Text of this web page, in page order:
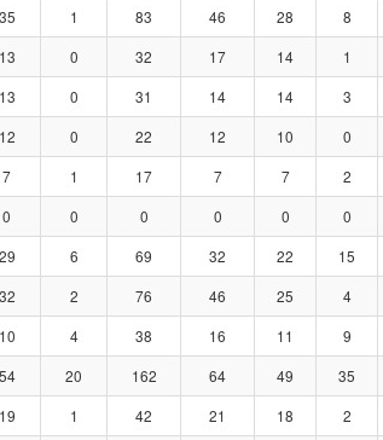
35 1 83 46 28 8
13 0 32 17 14 1
13 0 31 14 14 3
12 0 22 12 10 0
7 1 17 7 7 2
0 0 0 0 0 0
29 6 69 32 22 15
32 2 76 46 25 4
10 4 38 16 11 9
54 20 162 64 49 35
19 1 42 21 18 2